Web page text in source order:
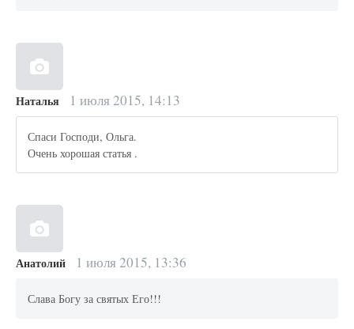
Наталья 1 июля 2015, 14:13
Спаси Господи, Ольга.
Очень хорошая статья .
Анатолий 1 июля 2015, 13:36
Слава Богу за святых Его!!!